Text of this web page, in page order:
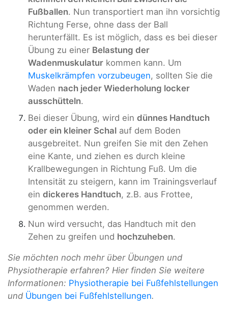
Fußballen. Nun transportiert man ihn vorsichtig
Richtung Ferse, ohne dass der Ball
herunterfällt. Es ist möglich, dass es bei dieser
Übung zu einer Belastung der
Wadenmuskulatur kommen kann. Um
Muskelkrämpfen vorzubeugen, sollten Sie die
Waden nach jeder Wiederholung locker
ausschütteln.
Bei dieser Übung, wird ein dünnes Handtuch
oder ein kleiner Schal auf dem Boden
ausgebreitet. Nun greifen Sie mit den Zehen
eine Kante, und ziehen es durch kleine
Krallbewegungen in Richtung Fuß. Um die
Intensität zu steigern, kann im Trainingsverlauf
ein dickeres Handtuch, z.B. aus Frottee,
genommen werden.
Nun wird versucht, das Handtuch mit den
Zehen zu greifen und hochzuheben.
Sie möchten noch mehr über Übungen und
Physiotherapie erfahren? Hier finden Sie weitere
Informationen: Physiotherapie bei Fußfehlstellungen
und Übungen bei Fußfehlstellungen.